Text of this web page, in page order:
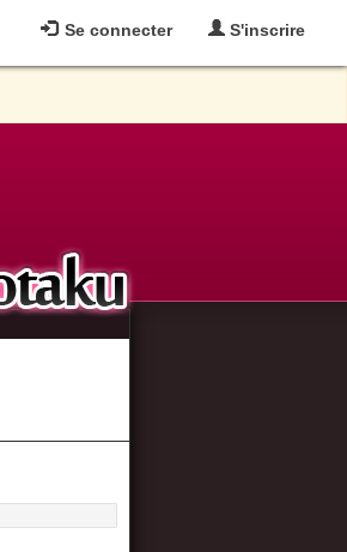
Se connecter S'inscrire